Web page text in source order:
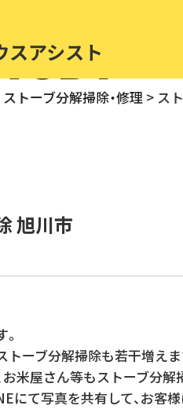
ストーブ分解掃除・修理 > ス
旭川市
ーブ分解掃除も若干増えま
米屋さん等もストーブ分
にて写真を共有して、お客様